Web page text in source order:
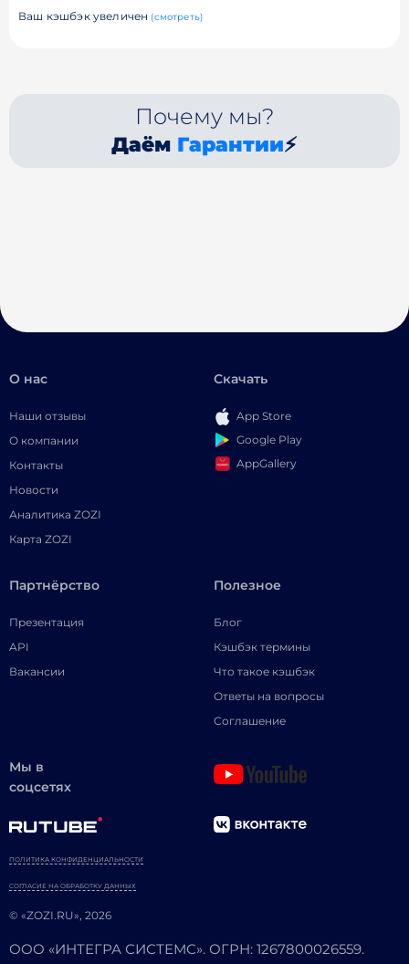
Ваш кэшбэк увеличен (смотреть)
Почему мы?
Даём Гарантии⚡
О нас
Наши отзывы
О компании
Контакты
Новости
Аналитика ZOZI
Карта ZOZI
Скачать
App Store
Google Play
AppGallery
Партнёрство
Презентация
API
Вакансии
Полезное
Блог
Кэшбэк термины
Что такое кэшбэк
Ответы на вопросы
Соглашение
Мы в
соцсетях
© «ZOZI.RU», 2026
ПОЛИТИКА КОНФИДЕНЦИАЛЬНОСТИ
СОГЛАСИЕ НА ОБРАБОТКУ ДАННЫХ
ООО «ИНТЕГРА СИСТЕМС». ОГРН: 1267800026559.